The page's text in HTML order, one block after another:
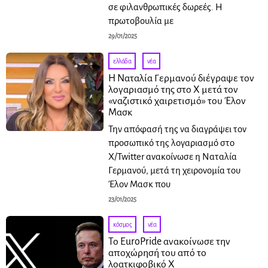
σε φιλανθρωπικές δωρεές. Η
πρωτοβουλία με
29/01/2025
ελλάδα · νέα
Η Ναταλία Γερμανού διέγραψε τον
λογαριασμό της στο X μετά τον
«ναζιστικό χαιρετισμό» του Έλον
Μασκ
Την απόφασή της να διαγράψει τον
προσωπικό της λογαριασμό στο
X/Twitter ανακοίνωσε η Ναταλία
Γερμανού, μετά τη χειρονομία του
Έλον Μασκ που
23/01/2025
κόσμος · νέα
Το EuroPride ανακοίνωσε την
αποχώρησή του από το
λοατκιφοβικό X